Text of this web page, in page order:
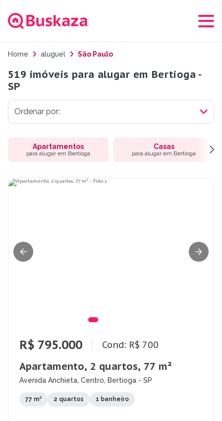
Home aluguel São Paulo
519 imóveis para alugar em Bertioga -
SP
Apartamentos
para alugar em Bertioga
Casas
para alugar em Bertioga
R$ 795.000 Cond: R$ 700
Apartamento, 2 quartos, 77 m²
Avenida Anchieta, Centro, Bertioga - SP
77 m² 2 quartos 1 banheiro